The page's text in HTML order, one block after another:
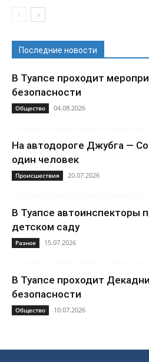
Последние новости
В Туапсе проходит
безопасности
Общество 04.08.2026
На автодороге Джубга —
один человек
Происшествия 20.07.2026
В Туапсе автоинспекторы
детском саду
Разное 15.07.2026
В Туапсе проходит
безопасности
Общество 10.07.2026